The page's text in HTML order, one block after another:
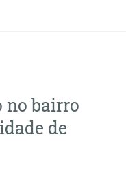
no bairro
de